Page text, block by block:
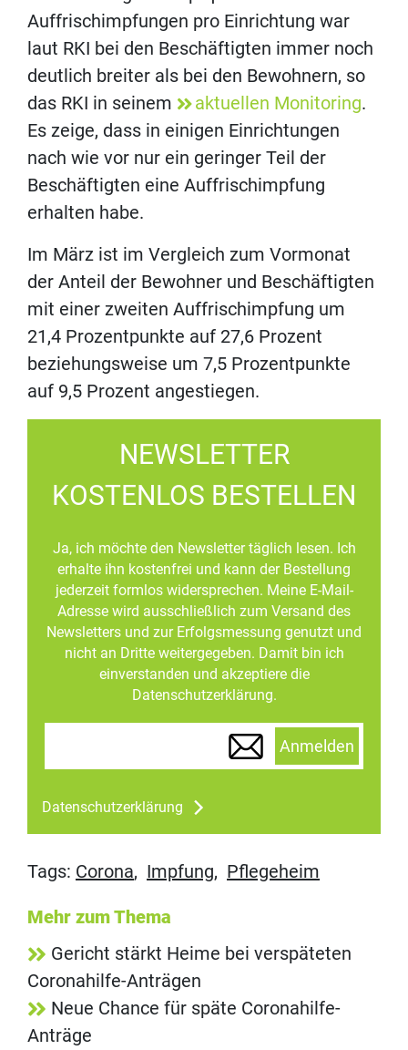
Auffrischimpfungen pro Einrichtung war
laut RKI bei den Beschäftigten immer noch
deutlich breiter als bei den Bewohnern, so
das RKI in seinem
aktuellen Monitoring.
Es zeige, dass in einigen Einrichtungen
nach wie vor nur ein geringer Teil der
Beschäftigten eine Auffrischimpfung
erhalten habe.
Im März ist im Vergleich zum Vormonat
der Anteil der Bewohner und Beschäftigten
mit einer zweiten Auffrischimpfung um
21,4 Prozentpunkte auf 27,6 Prozent
beziehungsweise um 7,5 Prozentpunkte
auf 9,5 Prozent angestiegen.
NEWSLETTER
KOSTENLOS BESTELLEN
Ja, ich möchte den Newsletter täglich lesen. Ich
erhalte ihn kostenfrei und kann der Bestellung
jederzeit formlos widersprechen. Meine E-Mail-
Adresse wird ausschließlich zum Versand des
Newsletters und zur Erfolgsmessung genutzt und
nicht an Dritte weitergegeben. Damit bin ich
einverstanden und akzeptiere die
Datenschutzerklärung.
Anmelden
Datenschutzerklärung
Tags: Corona, Impfung, Pflegeheim
Mehr zum Thema
Gericht stärkt Heime bei verspäteten
Coronahilfe-Anträgen
Neue Chance für späte Coronahilfe-
Anträge